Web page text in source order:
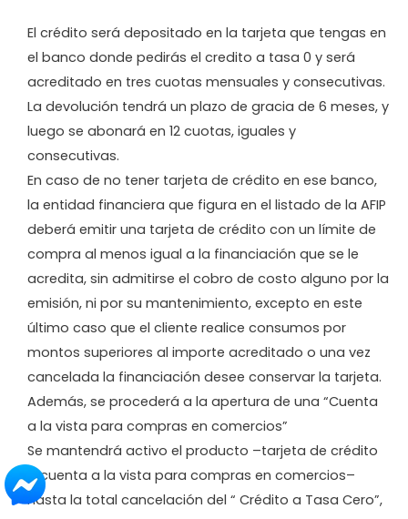
El crédito será depositado en la tarjeta que tengas en
el banco donde pedirás el credito a tasa 0 y será
acreditado en tres cuotas mensuales y consecutivas.
La devolución tendrá un plazo de gracia de 6 meses, y
luego se abonará en 12 cuotas, iguales y
consecutivas.
En caso de no tener tarjeta de crédito en ese banco,
la entidad financiera que figura en el listado de la AFIP
deberá emitir una tarjeta de crédito con un límite de
compra al menos igual a la financiación que se le
acredita, sin admitirse el cobro de costo alguno por la
emisión, ni por su mantenimiento, excepto en este
último caso que el cliente realice consumos por
montos superiores al importe acreditado o una vez
cancelada la financiación desee conservar la tarjeta.
Además, se procederá a la apertura de una “Cuenta
a la vista para compras en comercios”
Se mantendrá activo el producto –tarjeta de crédito
o cuenta a la vista para compras en comercios–
hasta la total cancelación del “ Crédito a Tasa Cero”,